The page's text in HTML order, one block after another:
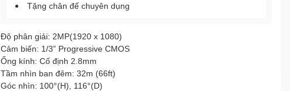
Tặng chân đế chuyên dụng
Độ phân giải: 2MP(1920 x 1080)
Cảm biến: 1/3” Progressive CMOS
Ống kính: Cố định 2.8mm
Tầm nhìn ban đêm: 32m (66ft)
Góc nhìn: 100°(H), 116°(D)